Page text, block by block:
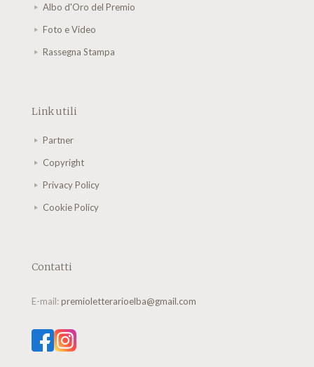
Albo d'Oro del Premio
Foto e Video
Rassegna Stampa
Link utili
Partner
Copyright
Privacy Policy
Cookie Policy
Contatti
E-mail:premioletterarioelba@gmail.com